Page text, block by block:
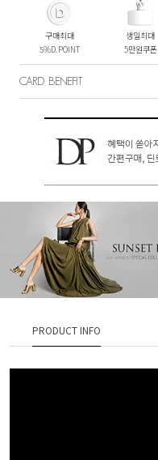
구매최대
5%D.POINT
생일최대
5만원쿠폰
CARD BENEFIT
PRODUCT INFO